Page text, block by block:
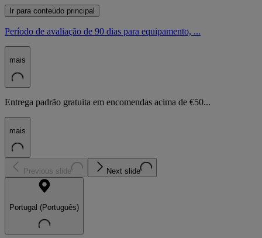
Ir para conteúdo principal
Período de avaliação de 90 dias para equipamento, ...
mais
Entrega padrão gratuita em encomendas acima de €50...
mais
Previous slide Next slide
Portugal (Português)